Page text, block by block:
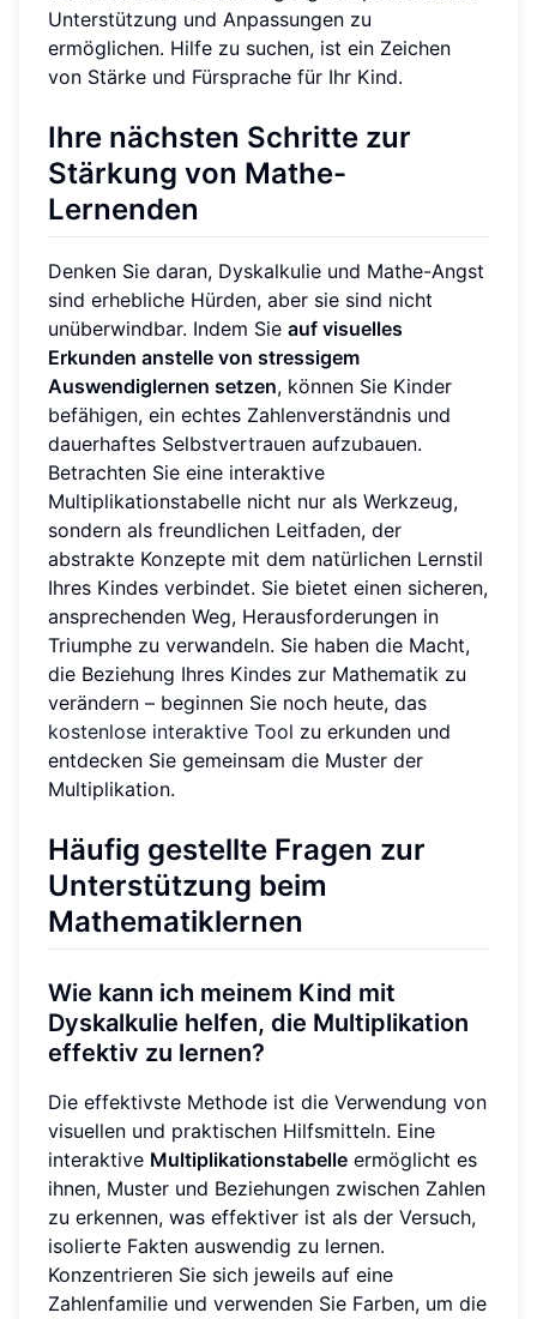
Unterstützung und Anpassungen zu
ermöglichen. Hilfe zu suchen, ist ein Zeichen
von Stärke und Fürsprache für Ihr Kind.
Ihre nächsten Schritte zur
Stärkung von Mathe-
Lernenden
Denken Sie daran, Dyskalkulie und Mathe-Angst
sind erhebliche Hürden, aber sie sind nicht
unüberwindbar. Indem Sie auf visuelles
Erkunden anstelle von stressigem
Auswendiglernen setzen, können Sie Kinder
befähigen, ein echtes Zahlenverständnis und
dauerhaftes Selbstvertrauen aufzubauen.
Betrachten Sie eine interaktive
Multiplikationstabelle nicht nur als Werkzeug,
sondern als freundlichen Leitfaden, der
abstrakte Konzepte mit dem natürlichen Lernstil
Ihres Kindes verbindet. Sie bietet einen sicheren,
ansprechenden Weg, Herausforderungen in
Triumphe zu verwandeln. Sie haben die Macht,
die Beziehung Ihres Kindes zur Mathematik zu
verändern – beginnen Sie noch heute, das
kostenlose interaktive Tool zu erkunden und
entdecken Sie gemeinsam die Muster der
Multiplikation.
Häufig gestellte Fragen zur
Unterstützung beim
Mathematiklernen
Wie kann ich meinem Kind mit
Dyskalkulie helfen, die Multiplikation
effektiv zu lernen?
Die effektivste Methode ist die Verwendung von
visuellen und praktischen Hilfsmitteln. Eine
interaktive Multiplikationstabelle ermöglicht es
ihnen, Muster und Beziehungen zwischen Zahlen
zu erkennen, was effektiver ist als der Versuch,
isolierte Fakten auswendig zu lernen.
Konzentrieren Sie sich jeweils auf eine
Zahlenfamilie und verwenden Sie Farben, um die